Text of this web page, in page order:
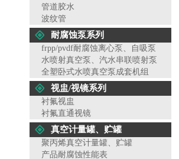
管道胶水
波纹管
耐腐蚀泵系列
frpp/pvdf耐腐蚀离心泵、自吸泵
水喷射真空泵、汽水串联喷射泵
全塑卧式水喷真空泵成套机组
视盅/视镜系列
衬氟视盅
衬氟直通视镜
真空计量罐、贮罐
聚丙烯真空计量罐、贮罐
产品耐腐蚀性能表